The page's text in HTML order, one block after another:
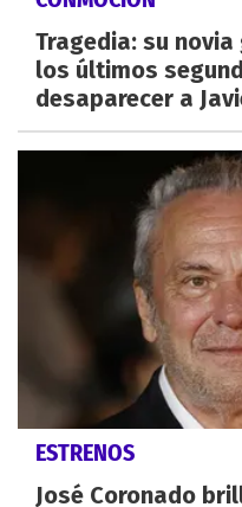
Tragedia: su
los últimos
desaparecer a
ESTRENOS
José Coronado